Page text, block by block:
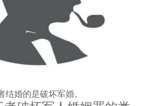
结婚的是破坏军婚。